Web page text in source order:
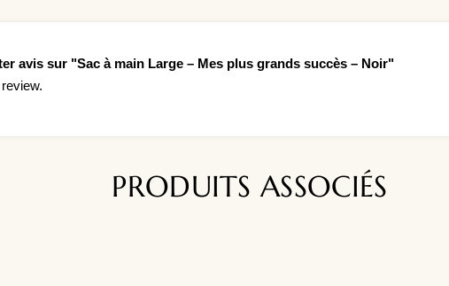
avis sur "Sac à main Large – Mes plus grands succès – Noir"
PRODUITS ASSOCIÉS